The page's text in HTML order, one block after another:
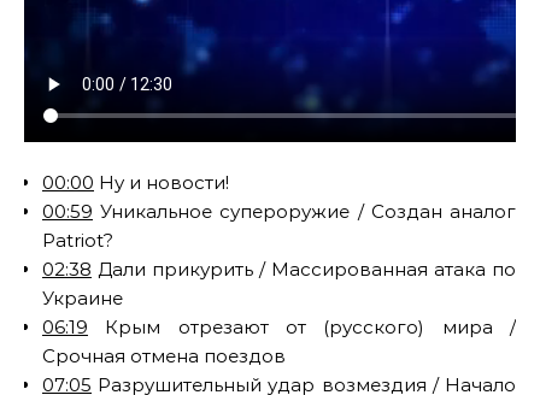
00:00 Ну и новости!
00:59 Уникальное супероружие / Создан аналог
Patriot?
02:38 Дали прикурить / Массированная атака по
Украине
06:19 Крым отрезают от (русского) мира /
Срочная отмена поездов
07:05 Разрушительный удар возмездия / Начало